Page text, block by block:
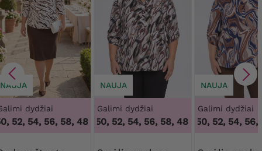
NAUJA
dydžiai
52, 54, 56, 58,48, 50, 52, 54, 56, 58
NAUJA
Galimi dydžiai
48, 50, 52, 54, 56, 58,48, 50, 52, 54, 56,
NAUJA
Galimi dydžiai
48, 50, 52, 54, 56,